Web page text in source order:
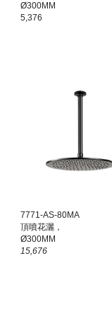
Ø300MM
5,376
7771-AS-80MA
頂噴花灑，
Ø300MM
15,676